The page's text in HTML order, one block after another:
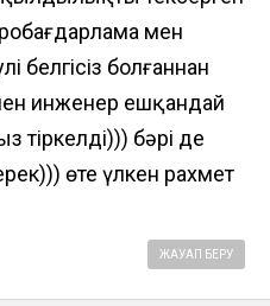
мен
белгісіз болғаннан
инженер ешқандай
тіркелді))) бәрі де
өте үлкен рахмет
ЖАУАП БЕРУ